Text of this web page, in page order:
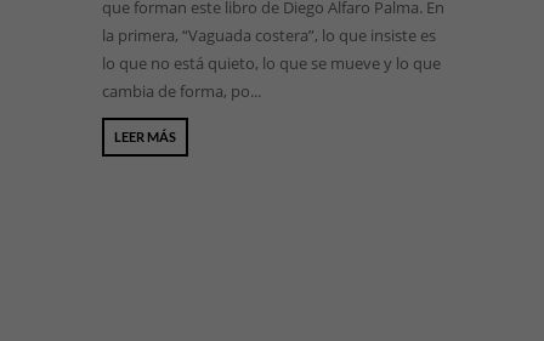
que forman este libro de Diego Alfaro Palma. En
la primera, “Vaguada costera”, lo que insiste es
lo que no está quieto, lo que se mueve y lo que
cambia de forma, po...
LEER MÁS